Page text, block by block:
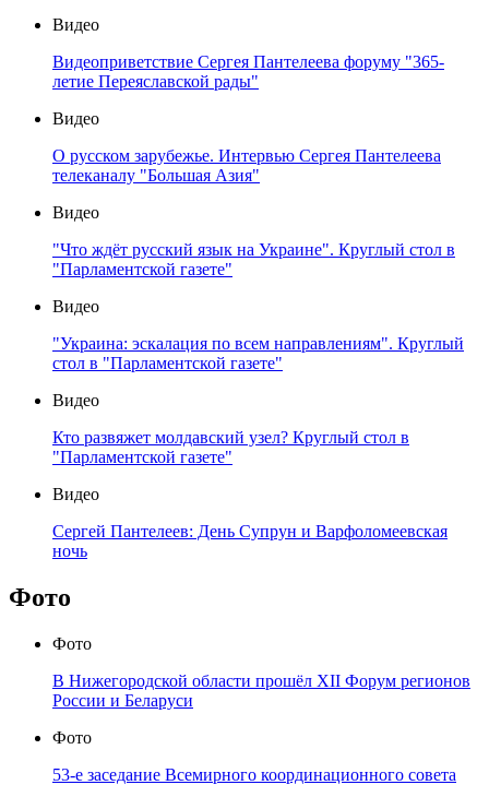
Видео
Видеоприветствие Сергея Пантелеева форуму "365-
летие Переяславской рады"
Видео
О русском зарубежье. Интервью Сергея Пантелеева
телеканалу "Большая Азия"
Видео
"Что ждёт русский язык на Украине". Круглый стол в
"Парламентской газете"
Видео
"Украина: эскалация по всем направлениям". Круглый
стол в "Парламентской газете"
Видео
Кто развяжет молдавский узел? Круглый стол в
"Парламентской газете"
Видео
Сергей Пантелеев: День Супрун и Варфоломеевская
ночь
Фото
Фото
В Нижегородской области прошёл XII Форум регионов
России и Беларуси
Фото
53-е заседание Всемирного координационного совета